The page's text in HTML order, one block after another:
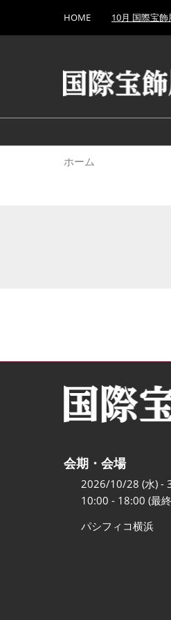
キ
し
て
to
HOME 10月 国際宝飾
ホーム
会期・会場
2026/10/28 (水) -
10:00 - 18:00 (最
パシフィコ横浜